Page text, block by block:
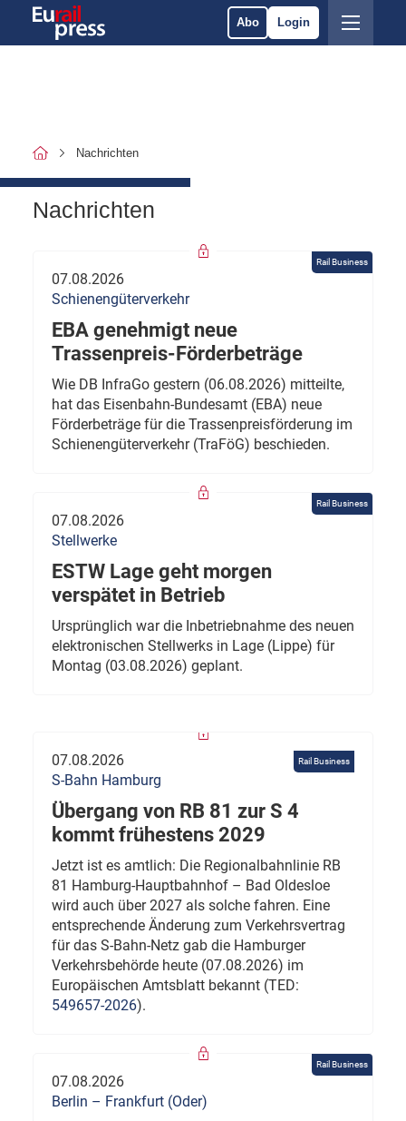
Abo Login
Nachrichten
Nachrichten
Rail Business
07.08.2026
Schienengüterverkehr
EBA genehmigt neue
Trassenpreis-Förderbeträge
Wie DB InfraGo gestern (06.08.2026) mitteilte,
hat das Eisenbahn-Bundesamt (EBA) neue
Förderbeträge für die Trassenpreisförderung im
Schienengüterverkehr (TraFöG) beschieden.
Rail Business
07.08.2026
Stellwerke
ESTW Lage geht morgen
verspätet in Betrieb
Ursprünglich war die Inbetriebnahme des neuen
elektronischen Stellwerks in Lage (Lippe) für
Montag (03.08.2026) geplant.
Rail Business
07.08.2026
S-Bahn Hamburg
Übergang von RB 81 zur S 4
kommt frühestens 2029
Jetzt ist es amtlich: Die Regionalbahnlinie RB
81 Hamburg-Hauptbahnhof – Bad Oldesloe
wird auch über 2027 als solche fahren. Eine
entsprechende Änderung zum Verkehrsvertrag
für das S-Bahn-Netz gab die Hamburger
Verkehrsbehörde heute (07.08.2026) im
Europäischen Amtsblatt bekannt (TED:
549657-2026).
Rail Business
07.08.2026
Berlin – Frankfurt (Oder)